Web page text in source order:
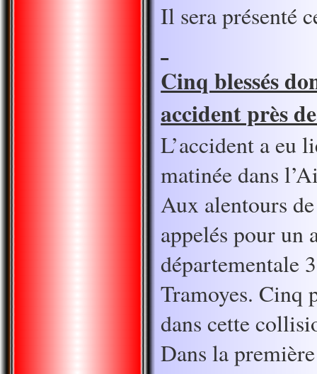
Il sera présenté
Cinq blessés
accident près
L’accident a eu
matinée dans
Aux alentours
appelés pour un
départementale
Tramoyes. Cinq
dans cette
Dans la